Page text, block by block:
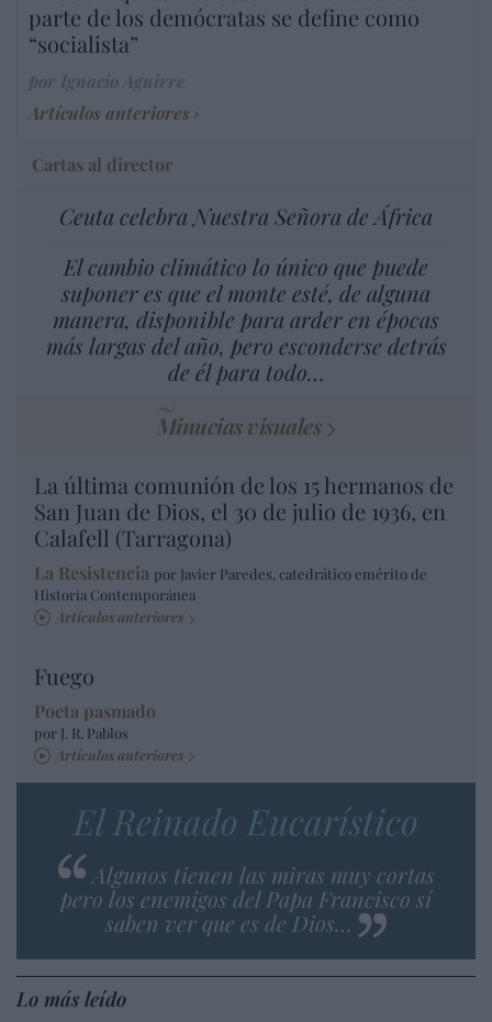
parte de los demócratas se define como
“socialista”
Artículos anteriores
Cartas al director
Ceuta celebra Nuestra Señora de África
El cambio climático lo único que puede
suponer es que el monte esté, de alguna
manera, disponible para arder en épocas
más largas del año, pero esconderse detrás
de él para todo…
Minucias visuales
La última comunión de los 15 hermanos de
San Juan de Dios, el 30 de julio de 1936, en
Calafell (Tarragona)
La Resistencia por Javier Paredes, catedrático emérito de
Historia Contemporánea
Artículos anteriores
Fuego
Poeta pasmado
por J. R. Pablos
Artículos anteriores
El Reinado Eucarístico
Algunos tienen las miras muy cortas
pero los enemigos del Papa Francisco sí
saben ver que es de Dios…
Lo más leído